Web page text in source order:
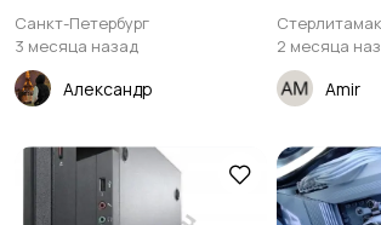
Санкт-Петербург
3 месяца назад
Александр
Стерлитамак
2 месяца
Amir